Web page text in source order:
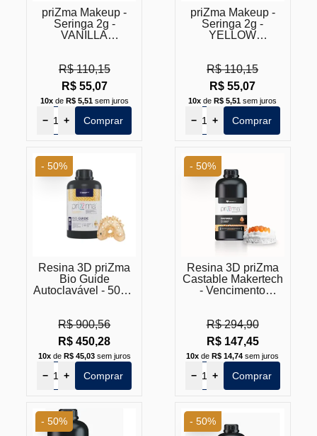
priZma Makeup -
Seringa 2g -
VANILLA
R$ 110,15
R$ 55,07
10xde R$ 5,51sem juros
− + Comprar
priZma Makeup -
Seringa 2g -
YELLOW
R$ 110,15
R$ 55,07
10x deR$ 5,51 sem juros
− + Comprar
Resina 3D priZma
Bio Guide
Autoclavável - 500G
R$ 900,56
R$ 450,28
10xde R$ 45,03sem juros
- 50%
− + Comprar
Resina 3D priZma
Castable Makertech
- Vencimento
R$ 294,90
R$ 147,45
10x deR$ 14,74 sem juros
- 50%
− + Comprar
- 50% - 50%